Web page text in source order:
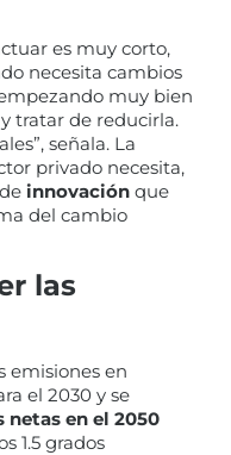
es muy corto,
necesita cambios
muy bien
y tratar de reducirla.
señala. La
privado necesita,
innovación que
del cambio
las
emisiones en
el 2030 y se
netas en el 2050
1.5 grados